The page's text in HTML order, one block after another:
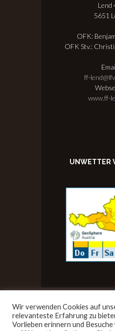
Lend
5651
OFK:
OFK Stv.:
ff-
www.ff-
UNWETTER
Wir verwenden Cookies auf
relevanteste Erfahrung zu
Vorlieben erinnern und